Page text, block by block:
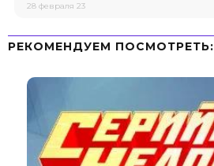
28 февраля 23
РЕКОМЕНДУЕМ ПОСМОТРЕТЬ: